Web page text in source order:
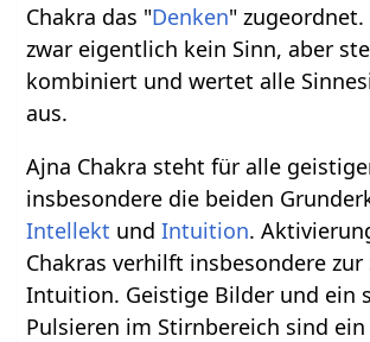
Chakra das "Denken"
zwar eigentlich kein Sinn, aber
kombiniert und wertet alle
aus.
Ajna Chakra steht für alle
insbesondere die beiden
Intellekt undIntuition.
Chakras verhilft insbesondere
Intuition. Geistige Bilder und ein
Pulsieren im Stirnbereich sind ein